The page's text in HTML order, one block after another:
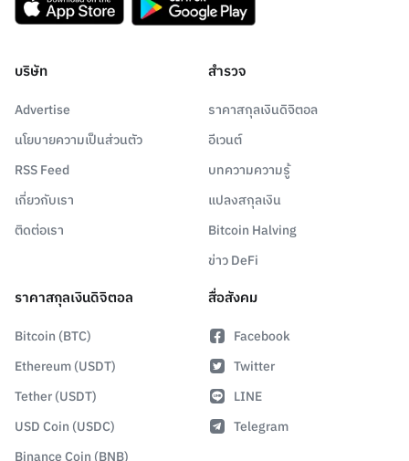
บริษัท
Advertise
นโยบายความเป็นส่วนตัว
RSS Feed
เกี่ยวกับเรา
ติดต่อเรา
สำรวจ
ราคาสกุลเงินดิจิตอล
อีเวนต์
บทความความรู้
แปลงสกุลเงิน
Bitcoin Halving
ข่าว DeFi
ราคาสกุลเงินดิจิตอล
Bitcoin (BTC)
Ethereum (USDT)
Tether (USDT)
USD Coin (USDC)
Binance Coin (BNB)
สื่อสังคม
Facebook
Twitter
LINE
Telegram